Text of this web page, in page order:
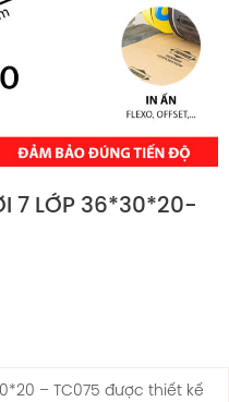
7 LỚP 36*30*20-
– TC075 được thiết kế